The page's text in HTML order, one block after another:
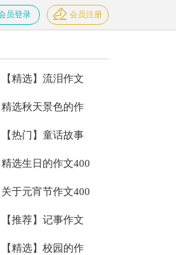
员登录 会员注册
【精选】流泪作文
字三篇
精选秋天景色的作
字3篇
【热门】童话故事
400字集合7篇
精选生日的作文400
篇
关于元宵节作文400
篇【推荐】记事作文
字合集6篇
【精选】校园的作